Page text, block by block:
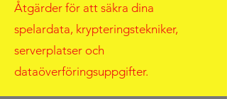
Åtgärder för att säkra dina
spelardata, krypteringstekniker,
serverplatser och
dataöverföringsuppgifter.